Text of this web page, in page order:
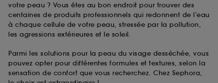
votre peau ? Vous êtes au bon endroit pour trouver des
centaines de produits professionnels qui redonnent de l’eau
à chaque cellule de votre peau, stressée par la pollution,
les agressions extérieures et le soleil.
Parmi les solutions pour la peau du visage desséchée, vous
pouvez opter pour différentes formules et textures, selon la
sensation de confort que vous recherchez. Chez Sephora,